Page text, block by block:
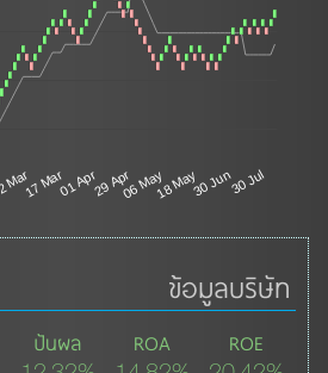
Mar17 Mar01 Apr29 Apr06 May18 May30 Jun30 Jul
ข้อมูลบริษัท
ปันผล ROA ROE